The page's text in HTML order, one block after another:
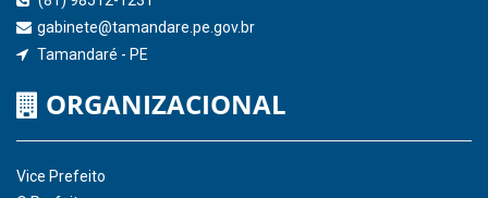
Receber Informações sobre novos Repasses
Hora:11:11/ Segunda-Feira,10 de
agosto de 2026
INSTITUCIONAL